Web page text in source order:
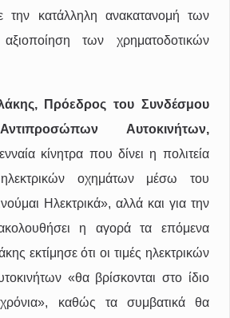
την κατάλληλη ανακατανομή των
των χρηματοδοτικών
Πρόεδρος του Συνδέσμου
Αυτοκινήτων,
κίνητρα που δίνει η πολιτεία
οχημάτων μέσω του
Ηλεκτρικά», αλλά και για την
η αγορά τα επόμενα
εκτίμησε ότι οι τιμές ηλεκτρικών
«θα βρίσκονται στο ίδιο
καθώς τα συμβατικά θα